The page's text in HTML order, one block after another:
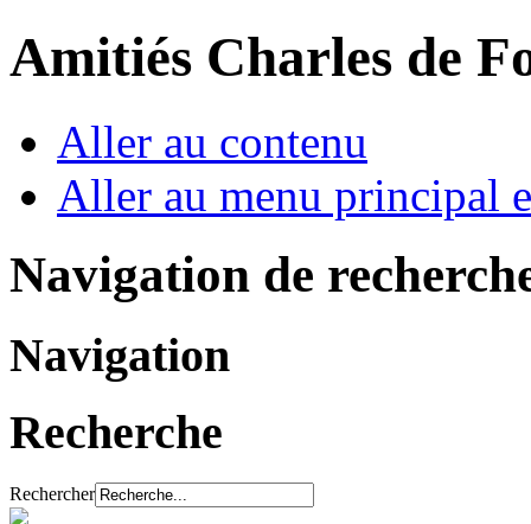
Amitiés Charles de
Aller au contenu
Aller au menu principal
Navigation de
Navigation
Recherche
Rechercher